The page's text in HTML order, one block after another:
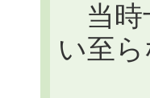
当時
い至